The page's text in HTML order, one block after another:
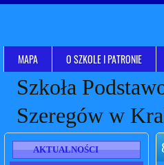
Szkoła
Szeregów w
MAPA O SZKOLE I PATRONIE
AKTUALNOŚCI